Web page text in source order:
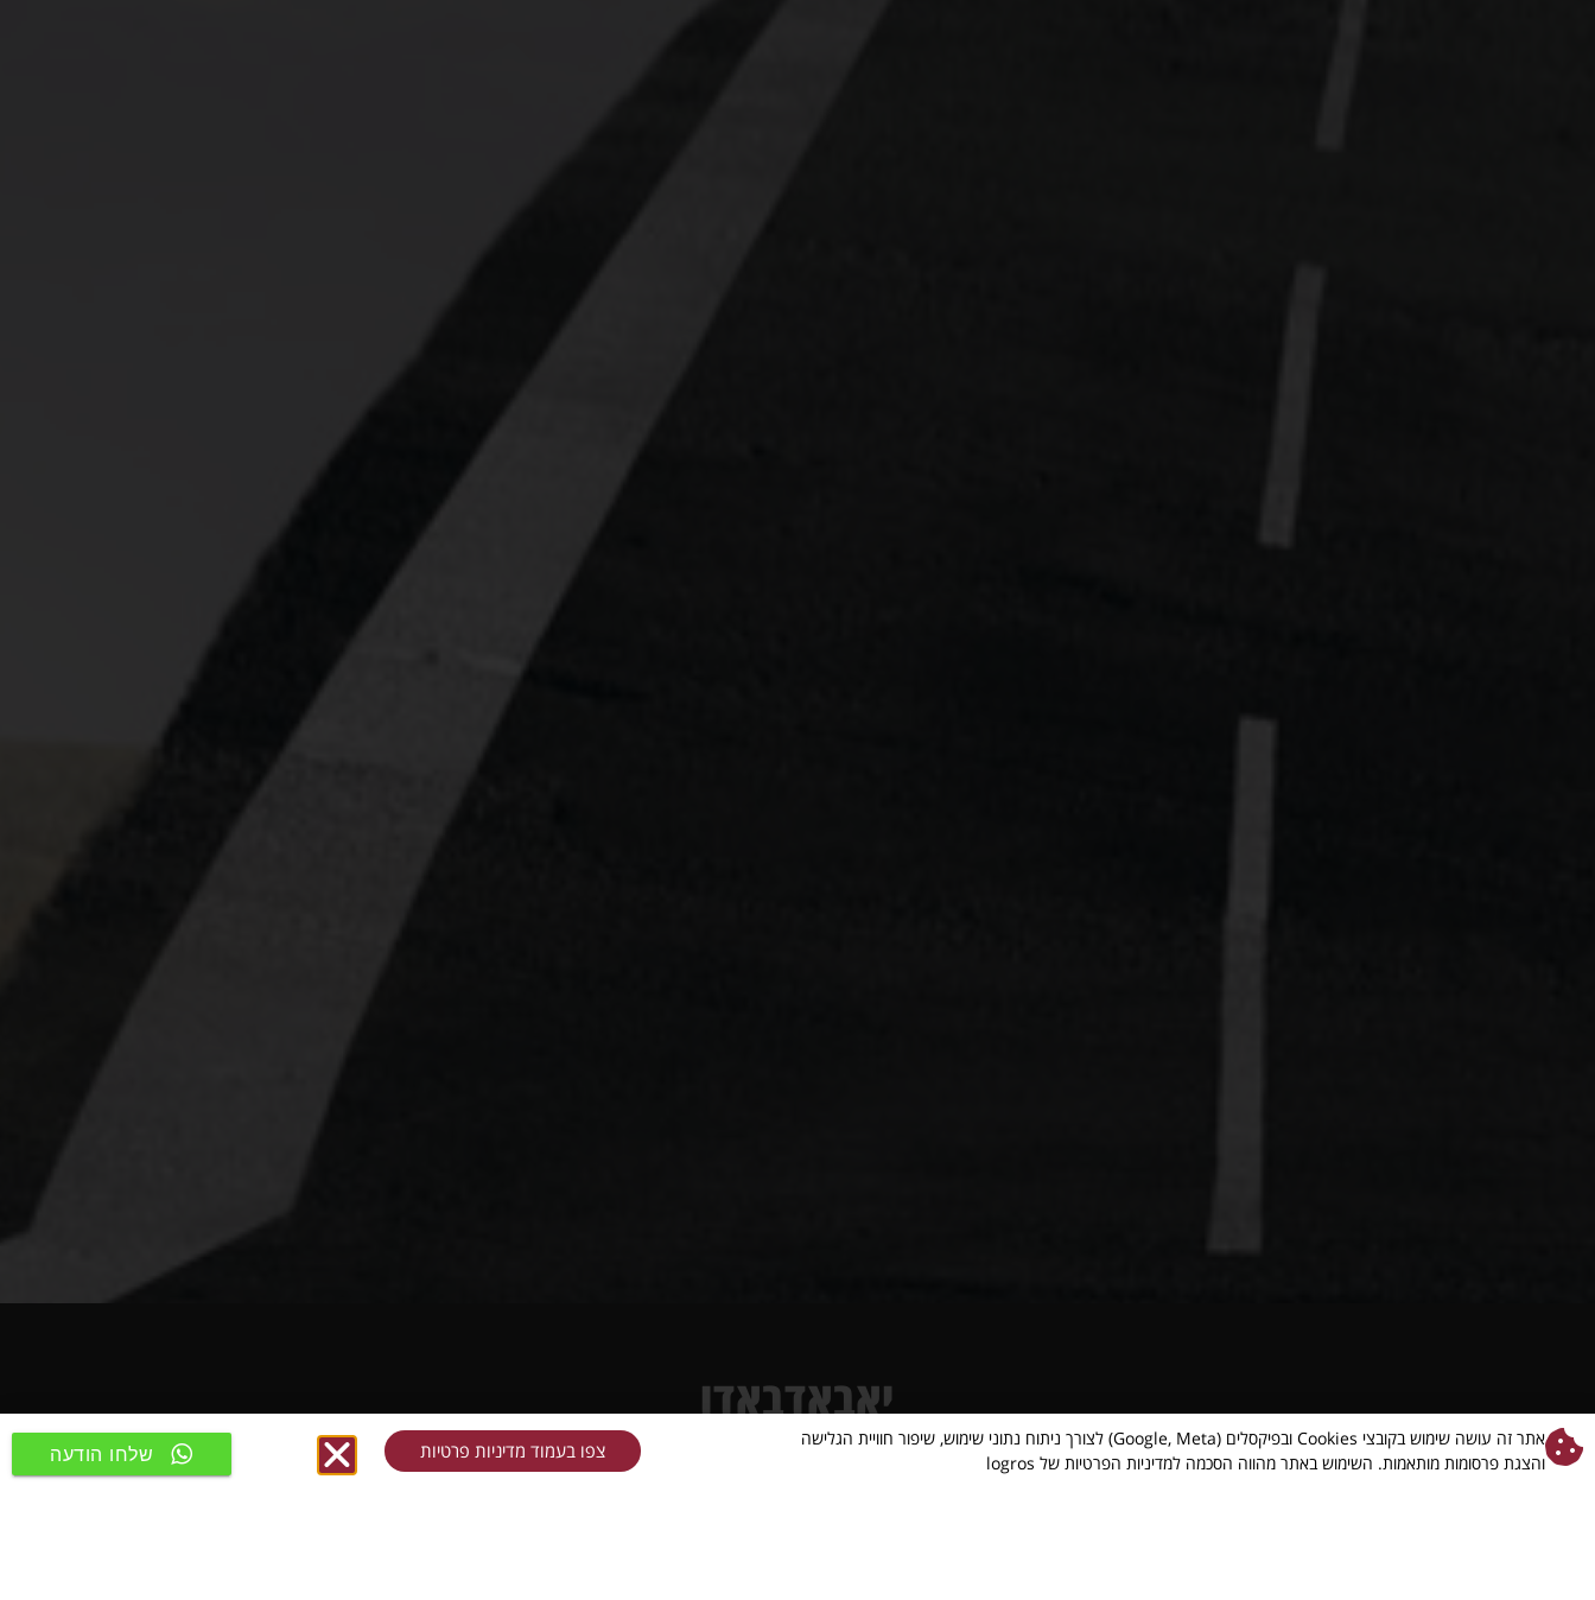
יאבאדבאדו
שלחו הודעה
אתר זה עושה שימוש בקובצי Cookies ובפיקסלים (Google, Meta) לצורך ניתוח נתוני שימוש, שיפור חוויית הגלישה
והצגת פרסומות מותאמות. השימוש באתר מהווה הסכמה למדיניות הפרטיות של logros
צפו בעמוד מדיניות פרטיות